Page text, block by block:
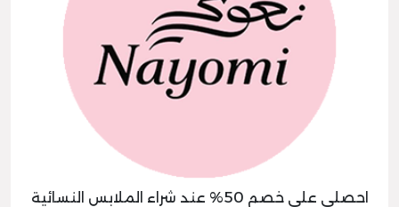
احصلي على خصم 50% عند شراء الملابس النسائية